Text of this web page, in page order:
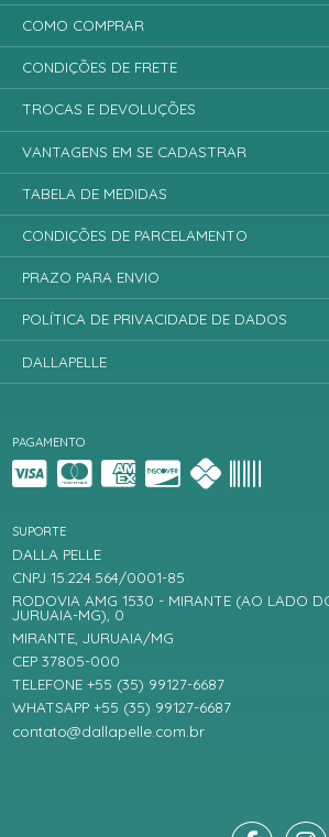
PAGAMENTO
SUPORTE
DALLA PELLE
CNPJ 15.224.564/0001-85
RODOVIA AMG 1530 - MIRANTE (AO LADO
JURUAIA-MG), 0
MIRANTE, JURUAIA/MG
CEP 37805-000
TELEFONE +55 (35) 99127-6687
WHATSAPP +55 (35) 99127-6687
contato@dallapelle.com.br
COMO COMPRAR
CONDIÇÕES DE FRETE
TROCAS E DEVOLUÇÕES
VANTAGENS EM SE CADASTRAR
TABELA DE MEDIDAS
CONDIÇÕES DE PARCELAMENTO
PRAZO PARA ENVIO
POLÍTICA DE PRIVACIDADE DE DADOS
DALLAPELLE